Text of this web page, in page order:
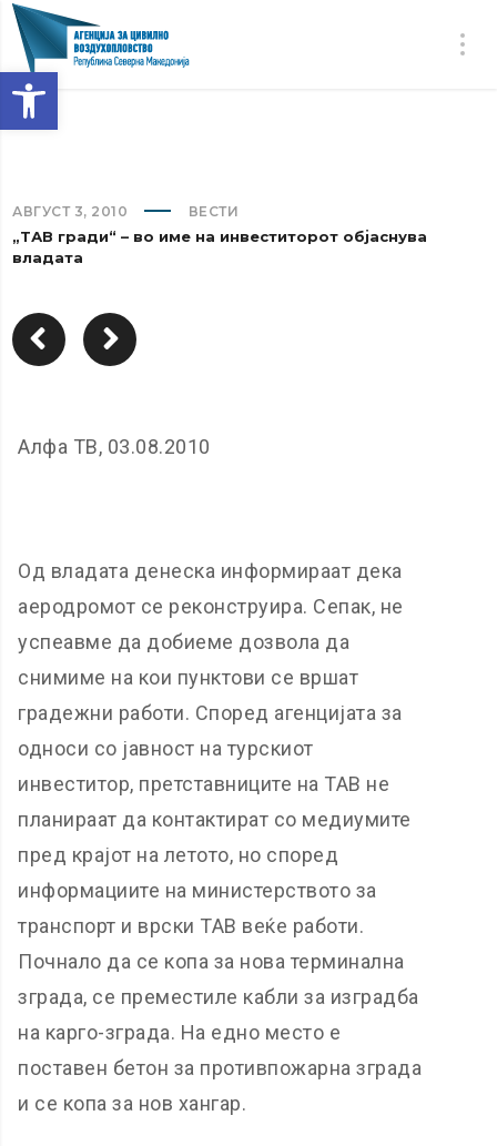
Open toolbar
АВГУСТ 3, 2010 ВЕСТИ
„ТАВ гради“ – во име на инвеститорот објаснува
владата
Алфа ТВ, 03.08.2010
Од владата денеска информираат дека
аеродромот се реконструира. Сепак, не
успеавме да добиеме дозвола да
снимиме на кои пунктови се вршат
градежни работи. Според агенцијата за
односи со јавност на турскиот
инвеститор, претставниците на ТАВ не
планираат да контактират со медиумите
пред крајот на летото, но според
информациите на министерството за
транспорт и врски ТАВ веќе работи.
Почнало да се копа за нова терминална
зграда, се преместиле кабли за изградба
на карго-зграда. На едно место е
поставен бетон за противпожарна зграда
и се копа за нов хангар.